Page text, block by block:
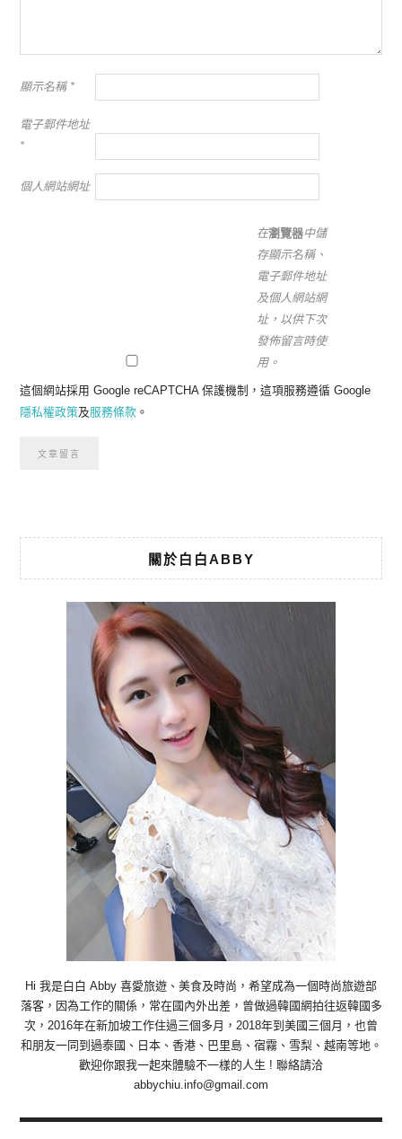
顯示名稱 *
電子郵件地址
*
個人網站網址
在瀏覽器中儲
存顯示名稱、
電子郵件地址
及個人網站網
址，以供下次
發佈留言時使
用。
這個網站採用 Google reCAPTCHA 保護機制，這項服務遵循 Google
隱私權政策及服務條款 。
關於白白ABBY
Hi 我是白白 Abby 喜愛旅遊、美食及時尚，希望成為一個時尚旅遊部
落客，因為工作的關係，常在國內外出差，曾做過韓國網拍往返韓國多
次，2016年在新加坡工作住過三個多月，2018年到美國三個月，也曾
和朋友一同到過泰國、日本、香港、巴里島、宿霧、雪梨、越南等地。
歡迎你跟我一起來體驗不一樣的人生 ! 聯絡請洽
abbychiu.info@gmail.com